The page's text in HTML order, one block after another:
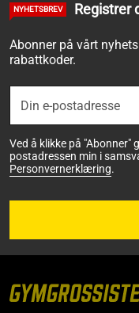
NYHETSBREV Registrer
Abonner på vårt
rabattkoder.
Ved å klikke på "Abonner"
postadressen min i
Personvernerklæring.